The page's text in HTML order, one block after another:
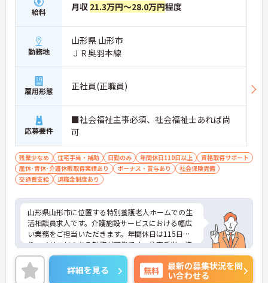
給料 月収 21.3万円～28.0万円程度
勤務地
山形県 山形市
ＪＲ奥羽本線
雇用形態 正社員(正職員)
応募要件
■社会福祉主事必須、社会福祉士あれば尚
可
残業少なめ 住宅手当・補助 日勤のみ 年間休日110日以上
資格取得サポート
産休･育休･介護休暇取得実績あり
ボーナス・賞与あり
社会保険完備
交通費支給
退職金制度あり
山形県山形市に位置する特別養護老人ホームでの生
活相談員求人です。介護施設サービスにおける幅広
い業務をご担当いただきます。年間休日は115日あ
り、メリハリのある勤務が可能です。住宅手当、資
格取得支援等の福利厚生も魅力です。
ご興味ある方には、面接のポイントなど、さらに詳
細をお話致しますのでお気軽にご相談ください。
詳細を見る 無料
最新の募集状況を問
い合わせる